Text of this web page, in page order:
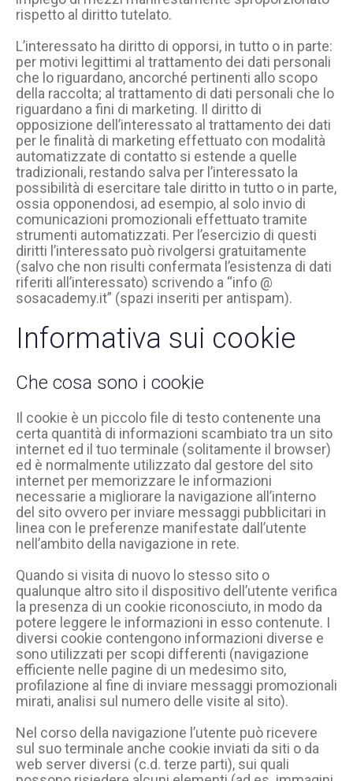
rispetto al diritto tutelato.
L’interessato ha diritto di opporsi, in tutto o in parte:
per motivi legittimi al trattamento dei dati personali
che lo riguardano, ancorché pertinenti allo scopo
della raccolta; al trattamento di dati personali che lo
riguardano a fini di marketing. Il diritto di
opposizione dell’interessato al trattamento dei dati
per le finalità di marketing effettuato con modalità
automatizzate di contatto si estende a quelle
tradizionali, restando salva per l’interessato la
possibilità di esercitare tale diritto in tutto o in parte,
ossia opponendosi, ad esempio, al solo invio di
comunicazioni promozionali effettuato tramite
strumenti automatizzati. Per l’esercizio di questi
diritti l’interessato può rivolgersi gratuitamente
(salvo che non risulti confermata l’esistenza di dati
riferiti all’interessato) scrivendo a “info @
sosacademy.it” (spazi inseriti per antispam).
Informativa sui cookie
Che cosa sono i cookie
Il cookie è un piccolo file di testo contenente una
certa quantità di informazioni scambiato tra un sito
internet ed il tuo terminale (solitamente il browser)
ed è normalmente utilizzato dal gestore del sito
internet per memorizzare le informazioni
necessarie a migliorare la navigazione all’interno
del sito ovvero per inviare messaggi pubblicitari in
linea con le preferenze manifestate dall’utente
nell’ambito della navigazione in rete.
Quando si visita di nuovo lo stesso sito o
qualunque altro sito il dispositivo dell’utente verifica
la presenza di un cookie riconosciuto, in modo da
potere leggere le informazioni in esso contenute. I
diversi cookie contengono informazioni diverse e
sono utilizzati per scopi differenti (navigazione
efficiente nelle pagine di un medesimo sito,
profilazione al fine di inviare messaggi promozionali
mirati, analisi sul numero delle visite al sito).
Nel corso della navigazione l’utente può ricevere
sul suo terminale anche cookie inviati da siti o da
web server diversi (c.d. terze parti), sui quali